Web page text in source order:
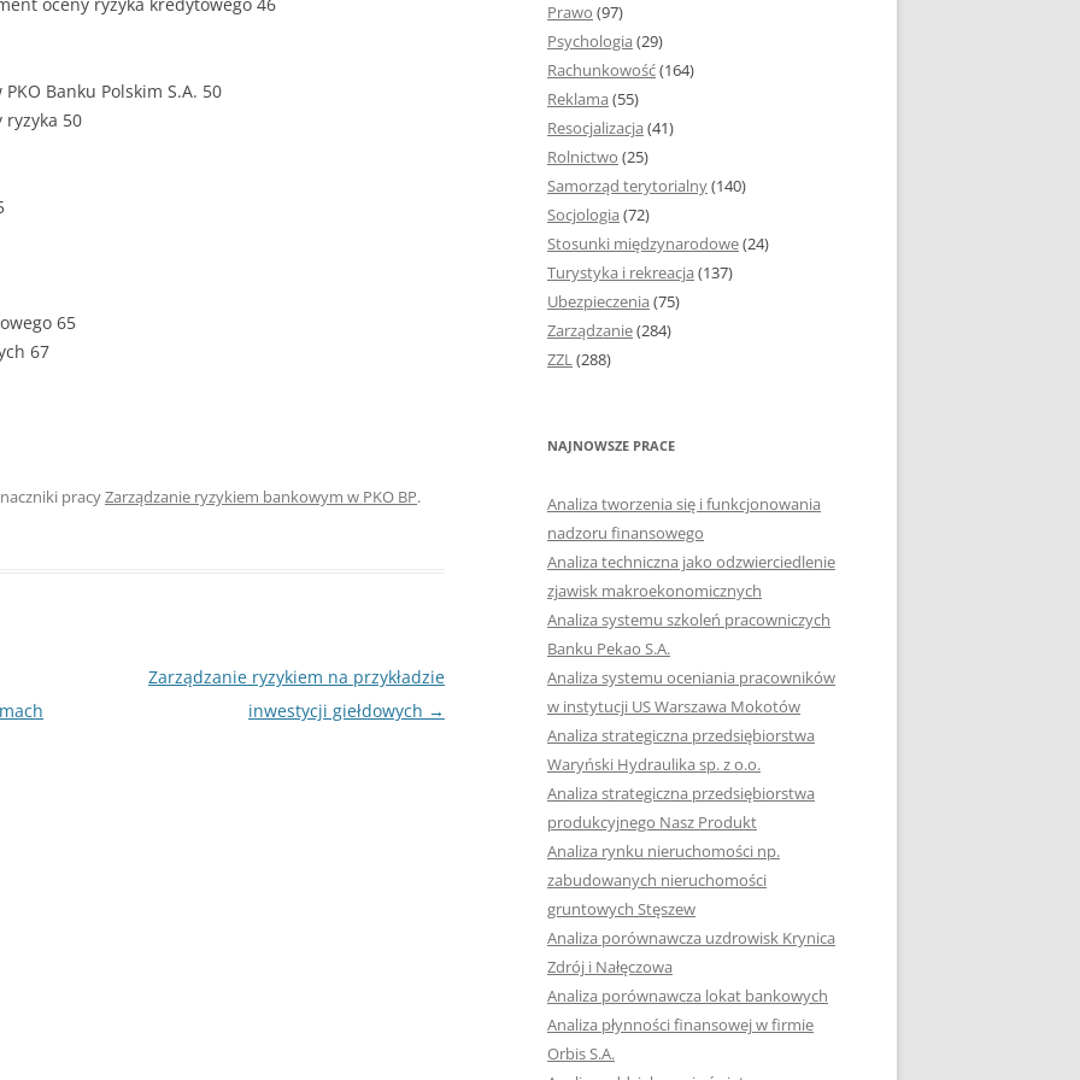
ROZDZIAŁY I PODROZDZIAŁY
ZAKOŃCZENIE PRACY
DYPLOMOWEJ
BIBLIOGRAFIA
SPIS RYSUNKÓW, TABEL I
ZAŁĄCZNIKÓW
TABELE, RYSUNKI ORAZ WYKRESY
KSIĄŻKI, KTÓRE POMOGĄ CI
NAPISAĆ PRACĘ DYPLOMOWĄ
JAK PRZYGOTOWAĆ SIĘ DO
USTNEGO EGZAMINU
DYPLOMOWEGO?
HIPOTEZY W PRACACH
DYPLOMOWYCH
JAK PRZYGOTOWAĆ SIĘ DO
OBRONY PRACY DYPLOMOWEJ
Banku Polskim S.A. 50
ryzyka 50
65
67
pracyZarządzanie ryzykiem bankowym w PKO BP.
Zarządzanie ryzykiem na przykładzie
inwestycji giełdowych →
Prawo (97)
Psychologia (29)
Rachunkowość(164)
Reklama (55)
Resocjalizacja (41)
Rolnictwo (25)
Samorząd terytorialny(140)
Socjologia (72)
Stosunki międzynarodowe(24)
Turystyka i rekreacja (137)
Ubezpieczenia (75)
Zarządzanie(284)
ZZL(288)
NAJNOWSZE PRACE
Analiza tworzenia się i funkcjonowania
nadzoru finansowego
Analiza techniczna jako odzwierciedlenie
zjawisk makroekonomicznych
Analiza systemu szkoleń pracowniczych
Banku Pekao S.A.
Analiza systemu oceniania pracowników
w instytucji US Warszawa Mokotów
Analiza strategiczna przedsiębiorstwa
Waryński Hydraulika sp. z o.o.
Analiza strategiczna przedsiębiorstwa
produkcyjnego Nasz Produkt
Analiza rynku nieruchomości np.
zabudowanych nieruchomości
gruntowych Stęszew
Analiza porównawcza uzdrowisk Krynica
Zdrój i Nałęczowa
Analiza porównawcza lokat bankowych
Analiza płynności finansowej w firmie
Orbis S.A.